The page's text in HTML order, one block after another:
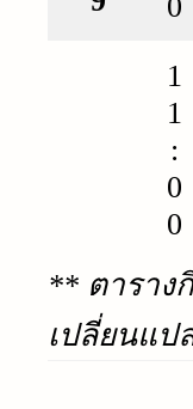
1
1
:
0
0
** ตาราง
เปลี่ยนแป